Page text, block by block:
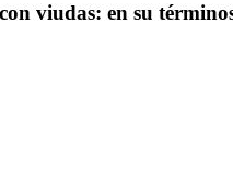
viudas: en su